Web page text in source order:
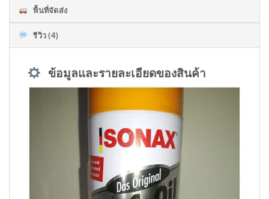
พื้นที่จัดส่ง
รีวิว (4)
ข้อมูลและรายละเอียดของสินค้า